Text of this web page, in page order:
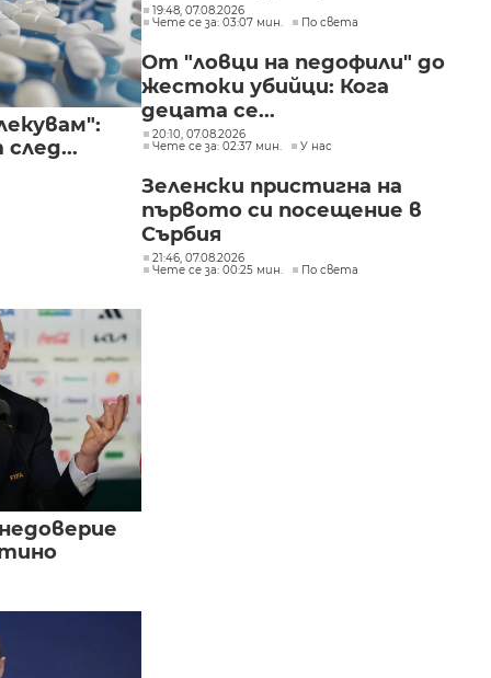
19:48, 07.08.2026
Чете се за: 03:07 мин.
По света
От "ловци на педофили" до
жестоки убийци: Кога
децата се...
20:10, 07.08.2026
Чете се за: 02:37 мин.
У нас
Зеленски пристигна на
първото си посещение в
Сърбия
21:46, 07.08.2026
Чете се за: 00:25 мин.
По света